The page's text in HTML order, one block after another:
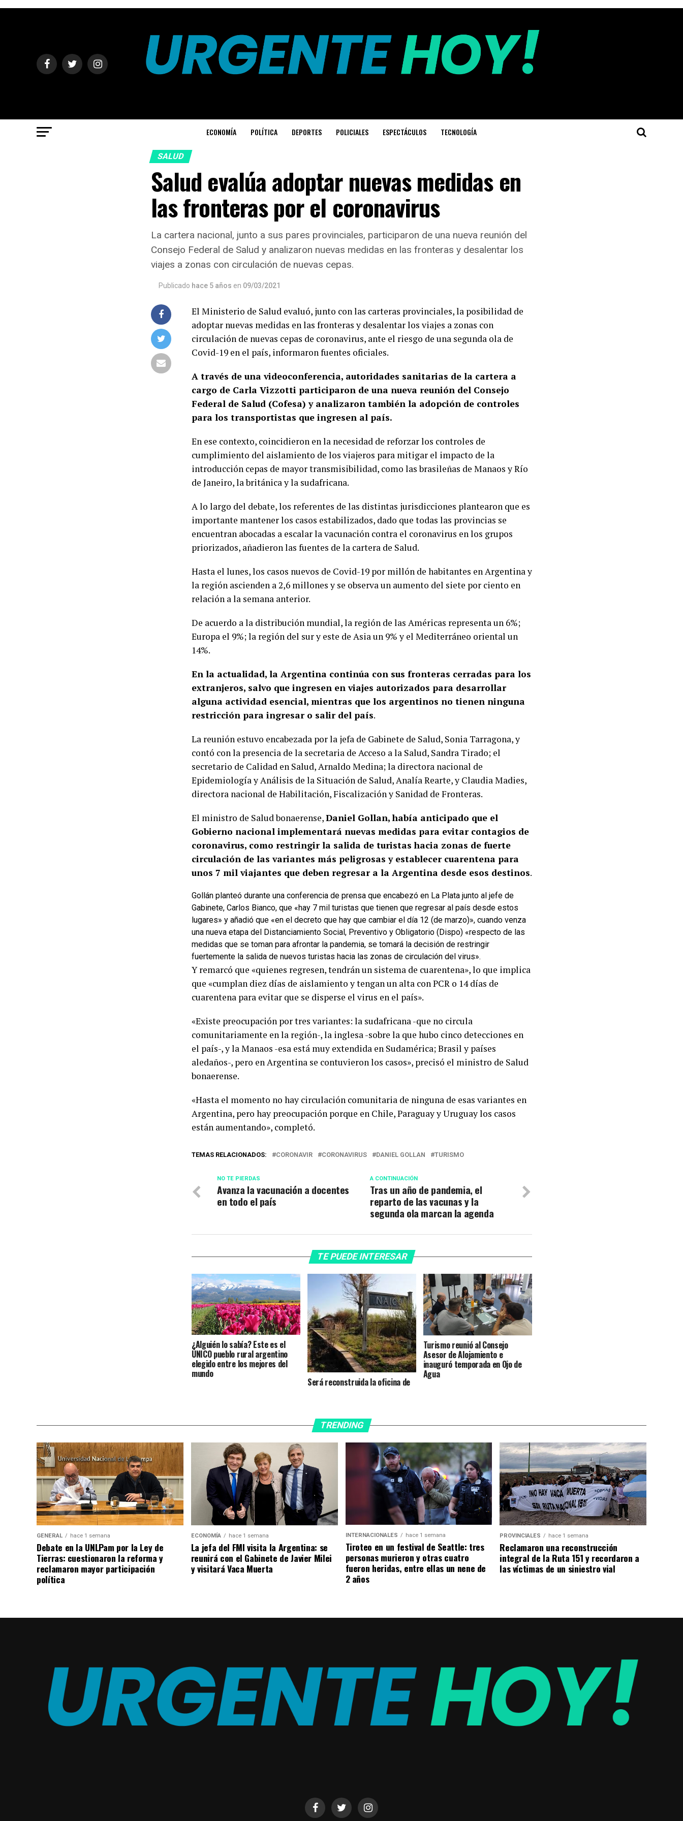
ECONOMÍA POLÍTICA DEPORTES POLICIALES ESPECTÁCULOS TECNOLOGÍA
SALUD
Salud evalúa adoptar nuevas medidas en
las fronteras por el coronavirus
La cartera nacional, junto a sus pares provinciales, participaron de una nueva reunión del
Consejo Federal de Salud y analizaron nuevas medidas en las fronteras y desalentar los
viajes a zonas con circulación de nuevas cepas.
Publicado hace 5 años en 09/03/2021
El Ministerio de Salud evaluó, junto con las carteras provinciales, la posibilidad de
adoptar nuevas medidas en las fronteras y desalentar los viajes a zonas con
circulación de nuevas cepas de coronavirus, ante el riesgo de una segunda ola de
Covid-19 en el país, informaron fuentes oficiales.
A través de una videoconferencia, autoridades sanitarias de la cartera a
cargo de Carla Vizzotti participaron de una nueva reunión del Consejo
Federal de Salud (Cofesa) y analizaron también la adopción de controles
para los transportistas que ingresen al país.
En ese contexto, coincidieron en la necesidad de reforzar los controles de
cumplimiento del aislamiento de los viajeros para mitigar el impacto de la
introducción cepas de mayor transmisibilidad, como las brasileñas de Manaos y Río
de Janeiro, la británica y la sudafricana.
A lo largo del debate, los referentes de las distintas jurisdicciones plantearon que es
importante mantener los casos estabilizados, dado que todas las provincias se
encuentran abocadas a escalar la vacunación contra el coronavirus en los grupos
priorizados, añadieron las fuentes de la cartera de Salud.
Hasta el lunes, los casos nuevos de Covid-19 por millón de habitantes en Argentina y
la región ascienden a 2,6 millones y se observa un aumento del siete por ciento en
relación a la semana anterior.
De acuerdo a la distribución mundial, la región de las Américas representa un 6%;
Europa el 9%; la región del sur y este de Asia un 9% y el Mediterráneo oriental un
14%.
En la actualidad, la Argentina continúa con sus fronteras cerradas para los
extranjeros, salvo que ingresen en viajes autorizados para desarrollar
alguna actividad esencial, mientras que los argentinos no tienen ninguna
restricción para ingresar o salir del país.
La reunión estuvo encabezada por la jefa de Gabinete de Salud, Sonia Tarragona, y
contó con la presencia de la secretaria de Acceso a la Salud, Sandra Tirado; el
secretario de Calidad en Salud, Arnaldo Medina; la directora nacional de
Epidemiología y Análisis de la Situación de Salud, Analía Rearte, y Claudia Madies,
directora nacional de Habilitación, Fiscalización y Sanidad de Fronteras.
El ministro de Salud bonaerense,Daniel Gollan, había anticipado que el
Gobierno nacional implementará nuevas medidas para evitar contagios de
coronavirus, como restringir la salida de turistas hacia zonas de fuerte
circulación de las variantes más peligrosas y establecer cuarentena para
unos 7 mil viajantes que deben regresar a la Argentina desde esos destinos.
Gollán planteó durante una conferencia de prensa que encabezó en La Plata junto al jefe de
Gabinete, Carlos Bianco, que «hay 7 mil turistas que tienen que regresar al país desde estos
lugares» y añadió que «en el decreto que hay que cambiar el día 12 (de marzo)», cuando venza
una nueva etapa del Distanciamiento Social, Preventivo y Obligatorio (Dispo) «respecto de las
medidas que se toman para afrontar la pandemia, se tomará la decisión de restringir
fuertemente la salida de nuevos turistas hacia las zonas de circulación del virus».
Y remarcó que «quienes regresen, tendrán un sistema de cuarentena», lo que implica
que «cumplan diez días de aislamiento y tengan un alta con PCR o 14 días de
cuarentena para evitar que se disperse el virus en el país».
«Existe preocupación por tres variantes: la sudafricana -que no circula
comunitariamente en la región-, la inglesa -sobre la que hubo cinco detecciones en
el país-, y la Manaos -esa está muy extendida en Sudamérica; Brasil y países
aledaños-, pero en Argentina se contuvieron los casos», precisó el ministro de Salud
bonaerense.
«Hasta el momento no hay circulación comunitaria de ninguna de esas variantes en
Argentina, pero hay preocupación porque en Chile, Paraguay y Uruguay los casos
están aumentando», completó.
TEMAS RELACIONADOS: CORONAVIR CORONAVIRUS DANIEL GOLLAN TURISMO
A CONTINUACIÓN
Tras un año de pandemia, el
reparto de las vacunas y la
segunda ola marcan la agenda
NO TE PIERDAS
Avanza la vacunación a docentes
en todo el país
TE PUEDE INTERESAR
¿Alguién lo sabía? Este es el
ÚNICO pueblo rural argentino
elegido entre los mejores del
mundo
Será reconstruida la oficina de
Turismo reunió al Consejo
Asesor de Alojamiento e
inauguró temporada en Ojo de
Agua
TRENDING
GENERAL hace 1 semana
Debate en la UNLPam por la Ley de
Tierras: cuestionaron la reforma y
reclamaron mayor participación
política
ECONOMÍA hace 1 semana
La jefa del FMI visita la Argentina: se
reunirá con el Gabinete de Javier Milei
y visitará Vaca Muerta
INTERNACIONALES hace 1 semana
Tiroteo en un festival de Seattle: tres
personas murieron y otras cuatro
fueron heridas, entre ellas un nene de
2 años
PROVINCIALES hace 1 semana
Reclamaron una reconstrucción
integral de la Ruta 151 y recordaron a
las víctimas de un siniestro vial